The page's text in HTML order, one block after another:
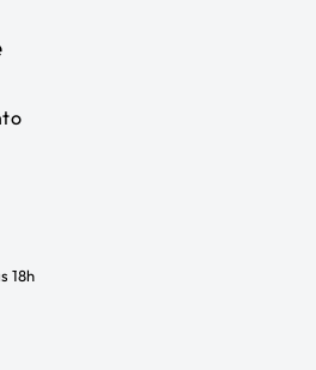
18h